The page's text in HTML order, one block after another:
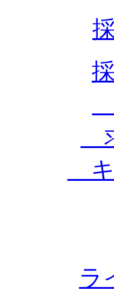
キ
ラ